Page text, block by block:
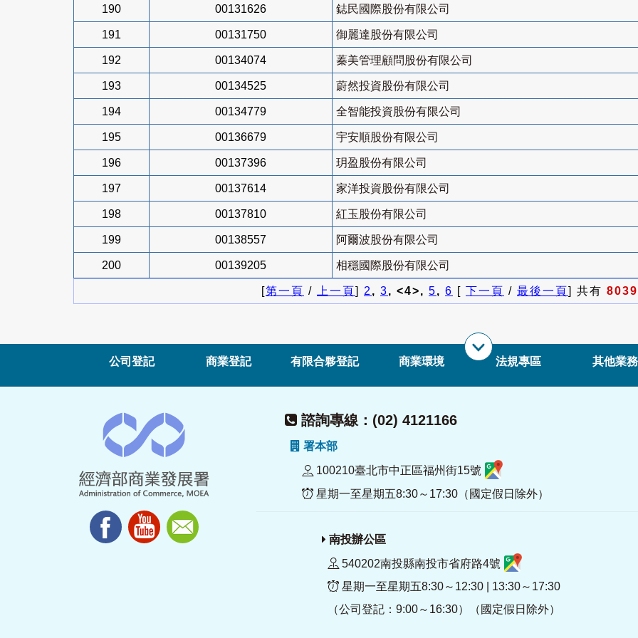
190 00131626 鋕民國際股份有限公司
191 00131750 御麗達股份有限公司
192 00134074 蓁美管理顧問股份有限公司
193 00134525 蔚然投資股份有限公司
194 00134779 全智能投資股份有限公司
195 00136679 宇安順股份有限公司
196 00137396 玥盈股份有限公司
197 00137614 家洋投資股份有限公司
198 00137810 紅玉股份有限公司
199 00138557 阿爾波股份有限公司
200 00139205 相穩國際股份有限公司
[第一頁 / 上一頁] 2, 3, <4>, 5, 6 [ 下一頁 / 最後一頁] 共有 8039
公司登記 商業登記 有限合夥登記 商業環境 法規專區 其他業務
諮詢專線：(02) 4121166
署本部
100210臺北市中正區福州街15號
星期一至星期五8:30～17:30（國定假日除外）
南投辦公區
540202南投縣南投市省府路4號
星期一至星期五8:30～12:30 | 13:30～17:30
（公司登記：9:00～16:30）（國定假日除外）